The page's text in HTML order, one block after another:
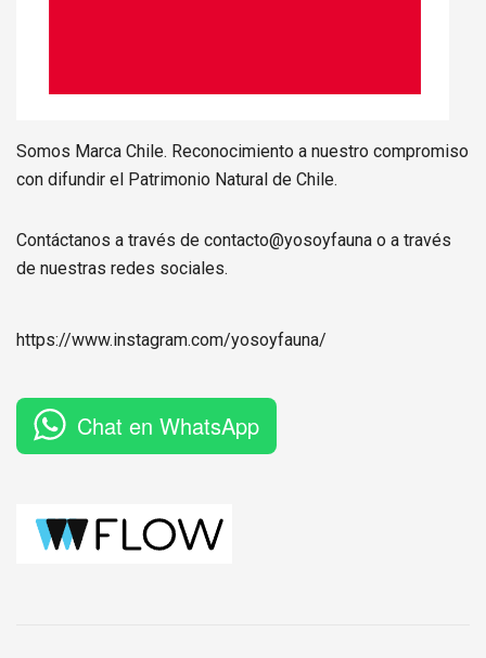
Somos Marca Chile. Reconocimiento a nuestro compromiso
con difundir el Patrimonio Natural de Chile.
Contáctanos a través de contacto@yosoyfauna o a través
de nuestras redes sociales.
https://www.instagram.com/yosoyfauna/
Chat en WhatsApp